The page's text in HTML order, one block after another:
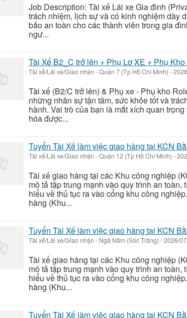
Job Description: Tài xế Lái xe Gia đình
trách nhiệm, lịch sự và có kinh nghiệm dày
bảo an toàn cho các thành viên trong gia
ngư...
Tài Xế B2_C trở lên + Phụ Lơ XE + Phụ
Tài xế/Lái xe/Giao nhận -Quận 7 (Tp Hồ Chí Minh) -
Tài xế (B2/C trở lên) & Phụ xe - Phụ kho
những nhân sự tận tâm, sức khỏe tốt và
hành. Vai trò của bạn là mắt xích quan
hóa được...
Tuyển Tài Xế làm việc giao hàng tại KCN
Tài xế/Lái xe/Giao nhận -Quận 12 (Tp Hồ Chí Minh) -
Tài xế giao hàng tại các Khu công nghiệp
mô tả tập trung mạnh vào quy trình an
hiểu về thủ tục ra vào cổng khu công
hàng (Khu...
Tuyển Tài Xế làm việc giao hàng tại KCN
Tài xế/Lái xe/Giao nhận - Ngã Năm (Sóc Trăng) -2026/
Tài xế giao hàng tại các Khu công nghiệp
mô tả tập trung mạnh vào quy trình an
hiểu về thủ tục ra vào cổng khu công
hàng (Khu...
Tuyển Tài Xế làm việc giao hàng tại KCN